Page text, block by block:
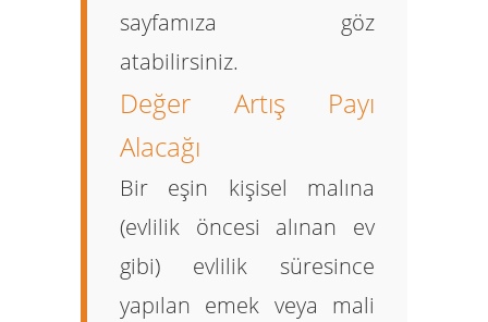
sayfamıza göz
atabilirsiniz.
Değer Artış Payı
Alacağı
Bir eşin kişisel malına
(evlilik öncesi alınan ev
gibi) evlilik süresince
yapılan emek veya mali